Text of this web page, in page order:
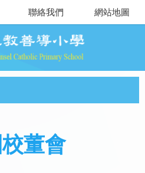
聯絡我們 網站地圖
董會